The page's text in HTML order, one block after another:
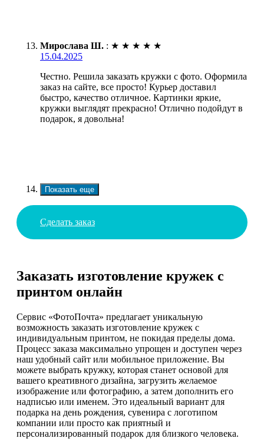
Мирослава Ш. : ★ ★ ★ ★ ★
15.04.2025
Честно. Решила заказать кружки с фото. Оформила
заказ на сайте, все просто! Курьер доставил
быстро, качество отличное. Картинки яркие,
кружки выглядят прекрасно! Отлично подойдут в
подарок, я довольна!
Показать еще
Сделать заказ
Заказать изготовление кружек с
принтом онлайн
Сервис «ФотоПочта» предлагает уникальную
возможность заказать изготовление кружек с
индивидуальным принтом, не покидая пределы дома.
Процесс заказа максимально упрощен и доступен через
наш удобный сайт или мобильное приложение. Вы
можете выбрать кружку, которая станет основой для
вашего креативного дизайна, загрузить желаемое
изображение или фотографию, а затем дополнить его
надписью или именем. Это идеальный вариант для
подарка на день рождения, сувенира с логотипом
компании или просто как приятный и
персонализированный подарок для близкого человека.